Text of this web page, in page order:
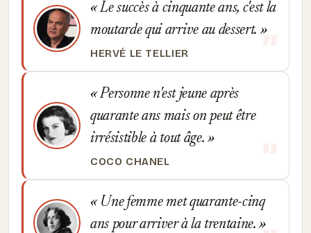
Le succès à cinquante ans, c'est la
moutarde qui arrive au dessert.
HERVÉ LE TELLIER
Personne n'est jeune après
quarante ans mais on peut être
irrésistible à tout âge.
COCO CHANEL
Une femme met quarante-cinq
ans pour arriver à la trentaine.